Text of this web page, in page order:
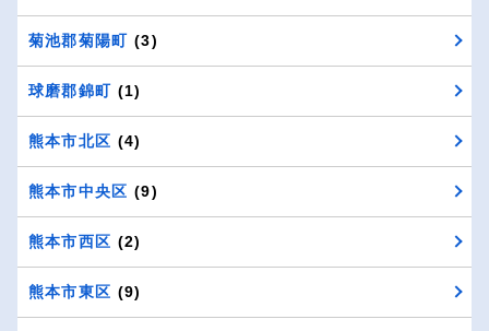
菊池郡菊陽町 (3)
球磨郡錦町 (1)
熊本市北区 (4)
熊本市中央区 (9)
熊本市西区 (2)
熊本市東区 (9)